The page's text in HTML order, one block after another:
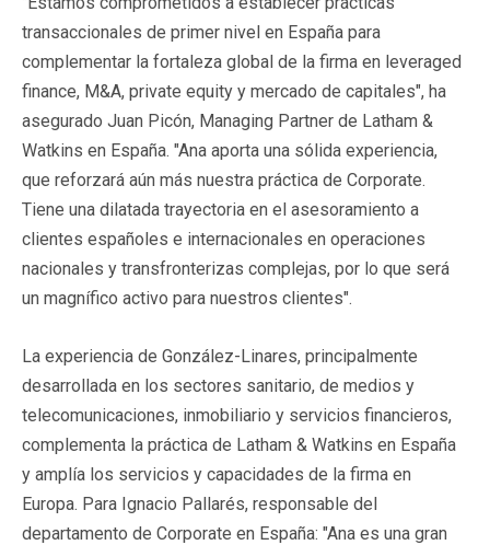
transaccionales de primer nivel en España para
complementar la fortaleza global de la firma en leveraged
finance, M&A, private equity y mercado de capitales", ha
asegurado Juan Picón, Managing Partner de Latham &
Watkins en España. "Ana aporta una sólida experiencia,
que reforzará aún más nuestra práctica de Corporate.
Tiene una dilatada trayectoria en el asesoramiento a
clientes españoles e internacionales en operaciones
nacionales y transfronterizas complejas, por lo que será
un magnífico activo para nuestros clientes".
La experiencia de González-Linares, principalmente
desarrollada en los sectores sanitario, de medios y
telecomunicaciones, inmobiliario y servicios financieros,
complementa la práctica de Latham & Watkins en España
y amplía los servicios y capacidades de la firma en
Europa. Para Ignacio Pallarés, responsable del
departamento de Corporate en España: "Ana es una gran